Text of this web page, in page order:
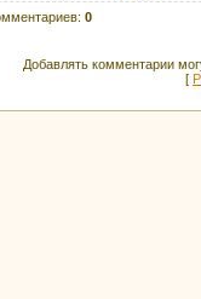
: 0
Добавлять комментарии
[